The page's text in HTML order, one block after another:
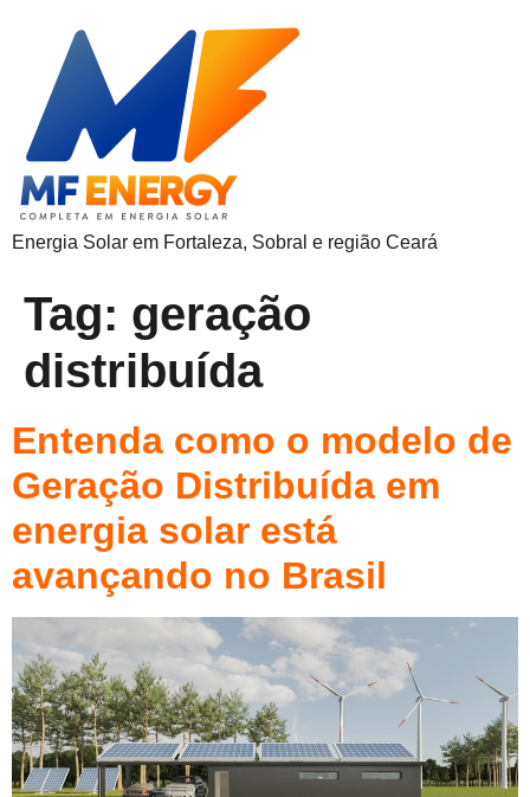
Energia Solar em Fortaleza, Sobral e região Ceará
Tag: geração
distribuída
Entenda como o modelo de
Geração Distribuída em
energia solar está
avançando no Brasil